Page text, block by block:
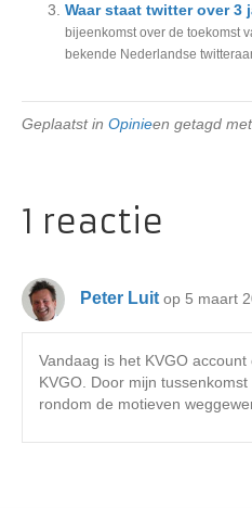
Waar staat twitter over 3
bijeenkomst over de toekomst
bekende Nederlandse
Geplaatst in Opinieen getagd met
1 reactie
Peter Luit op 5 maart
Vandaag is het KVGO
KVGO. Door mijn
rondom de motieven